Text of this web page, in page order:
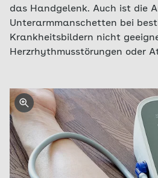
das Handgelenk. Auch ist die
Unterarmmanschetten bei
Krankheitsbildern nicht
Herzrhythmusstörungen oder